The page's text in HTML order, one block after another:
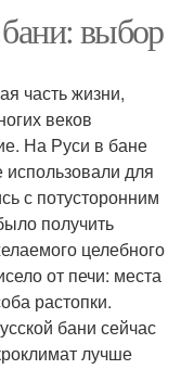
выбор
часть жизни,
веков
На Руси в бане
для
с потусторонним
получить
целебного
от печи: места
растопки.
бани сейчас
лучше